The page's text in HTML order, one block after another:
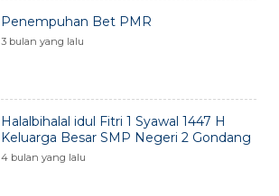
Penempuhan Bet PMR
3 bulan yang lalu
Halalbihalal idul Fitri 1 Syawal 1447 H
Keluarga Besar SMP Negeri 2 Gondang
4 bulan yang lalu